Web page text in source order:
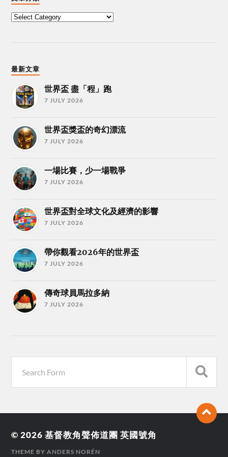
最新文章
世界盃 盡「程」跑
7 JULY 2026
世界盃獎盃的奇幻漂流
7 JULY 2026
一場比賽，少一場戰爭
7 JULY 2026
世界盃對全球文化及經濟的影響
7 JULY 2026
帶你觀看2026年的世界盃
7 JULY 2026
傳奇球員馬拉多納
7 JULY 2026
© 2026基督教角聲佈道團 英國號角
THEME BYANDERS NORÉN